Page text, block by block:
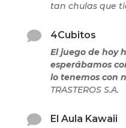
tan chulas que
 4Cubitos
El juego de hoy
esperábamos
lo tenemos con
TRASTEROS S.A.
 El Aula Kawaii